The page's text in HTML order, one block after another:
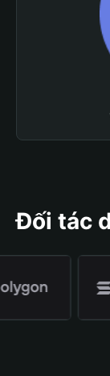
Đối tác